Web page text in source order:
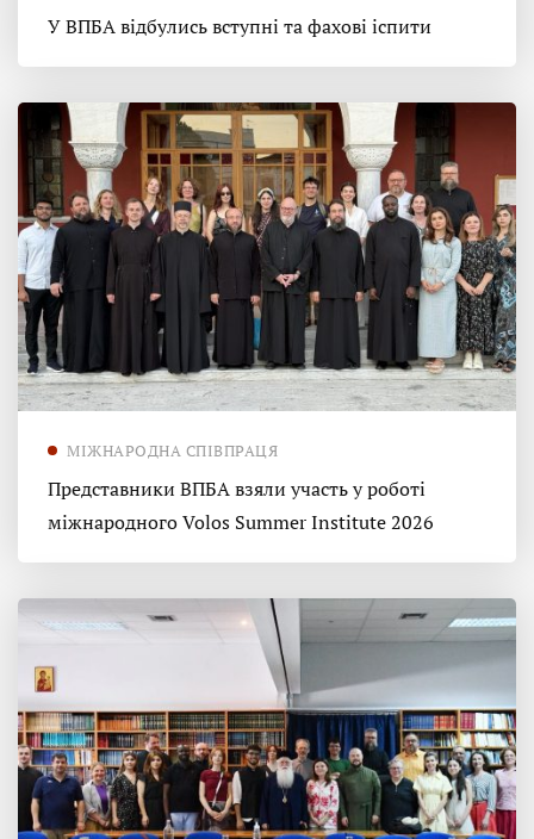
У ВПБА відбулись вступні та фахові іспити
МІЖНАРОДНА СПІВПРАЦЯ
Представники ВПБА взяли участь у роботі
міжнародного Volos Summer Institute 2026